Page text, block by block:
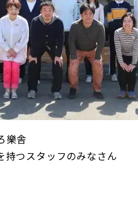
樂舎
持つスタッフのみなさん